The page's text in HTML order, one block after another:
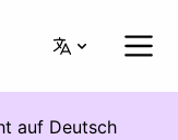
auf Deutsch